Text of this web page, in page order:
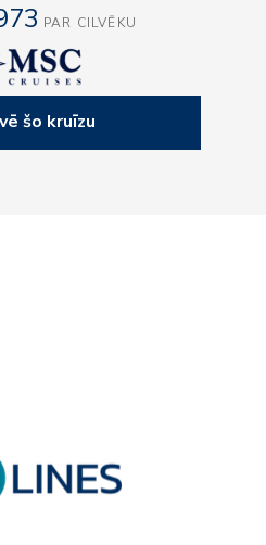
PAR CILVĒKU
šo kruīzu